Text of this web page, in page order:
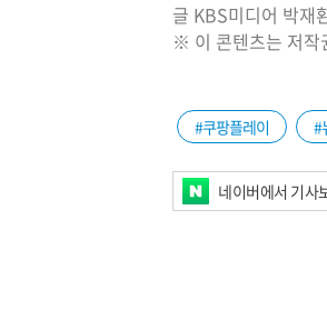
글 KBS미디어 박
※ 이 콘텐츠는 저작
#쿠팡플레이 #
네이버에서 기사